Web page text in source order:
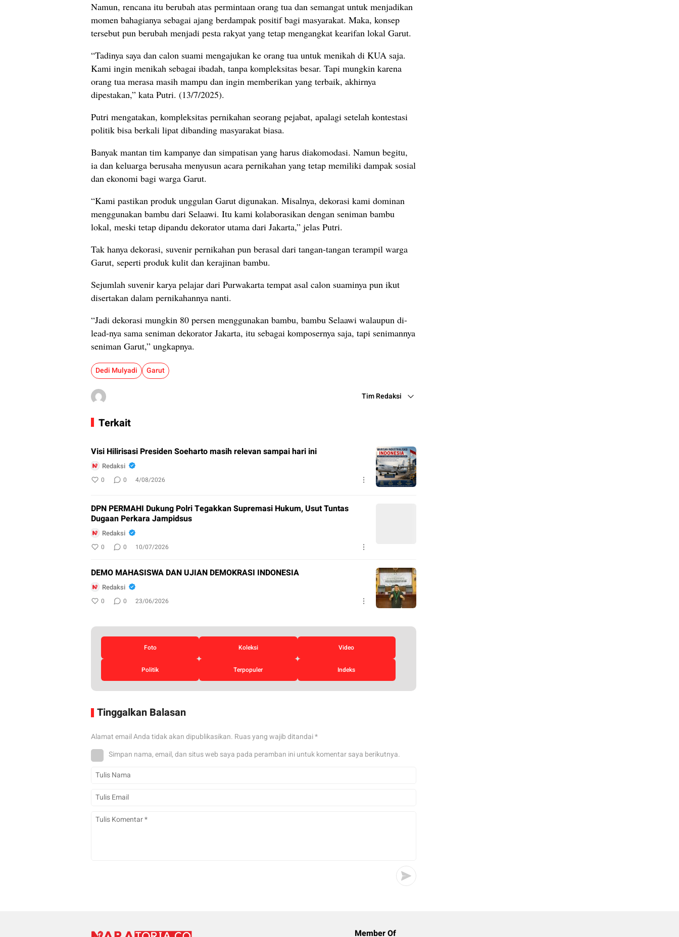
Namun, rencana itu berubah atas permintaan orang tua dan semangat untuk menjadikan
momen bahagianya sebagai ajang berdampak positif bagi masyarakat. Maka, konsep
tersebut pun berubah menjadi pesta rakyat yang tetap mengangkat kearifan lokal Garut.
“Tadinya saya dan calon suami mengajukan ke orang tua untuk menikah di KUA saja.
Kami ingin menikah sebagai ibadah, tanpa kompleksitas besar. Tapi mungkin karena
orang tua merasa masih mampu dan ingin memberikan yang terbaik, akhirnya
dipestakan,” kata Putri. (13/7/2025).
Putri mengatakan, kompleksitas pernikahan seorang pejabat, apalagi setelah kontestasi
politik bisa berkali lipat dibanding masyarakat biasa.
Banyak mantan tim kampanye dan simpatisan yang harus diakomodasi. Namun begitu,
ia dan keluarga berusaha menyusun acara pernikahan yang tetap memiliki dampak sosial
dan ekonomi bagi warga Garut.
“Kami pastikan produk unggulan Garut digunakan. Misalnya, dekorasi kami dominan
menggunakan bambu dari Selaawi. Itu kami kolaborasikan dengan seniman bambu
lokal, meski tetap dipandu dekorator utama dari Jakarta,” jelas Putri.
Tak hanya dekorasi, suvenir pernikahan pun berasal dari tangan-tangan terampil warga
Garut, seperti produk kulit dan kerajinan bambu.
Sejumlah suvenir karya pelajar dari Purwakarta tempat asal calon suaminya pun ikut
disertakan dalam pernikahannya nanti.
“Jadi dekorasi mungkin 80 persen menggunakan bambu, bambu Selaawi walaupun di-
lead-nya sama seniman dekorator Jakarta, itu sebagai komposernya saja, tapi senimannya
seniman Garut,” ungkapnya.
Dedi Mulyadi Garut
Tim Redaksi
Terkait
Visi Hilirisasi Presiden Soeharto masih relevan sampai hari ini
Redaksi
0 0 4/08/2026
DPN PERMAHI Dukung Polri Tegakkan Supremasi Hukum, Usut Tuntas
Dugaan Perkara Jampidsus
Redaksi
0 0 10/07/2026
DEMO MAHASISWA DAN UJIAN DEMOKRASI INDONESIA
Redaksi
0 0 23/06/2026
Foto Koleksi Video
Politik Terpopuler Indeks
Tinggalkan Balasan
Alamat email Anda tidak akan dipublikasikan. Ruas yang wajib ditandai*
Simpan nama, email, dan situs web saya pada peramban ini untuk komentar saya berikutnya.
Member Of